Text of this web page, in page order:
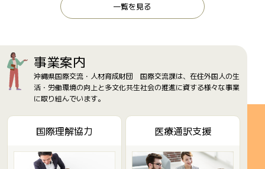
一覧を見る
事業案内
沖縄県国際交流・人材育成財団 国際交流課は、在住外国人の生
活・労働環境の向上と多文化共生社会の推進に資する様々な事業
に取り組んでいます。
国際理解協力 医療通訳支援